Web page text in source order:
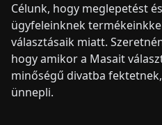
Célunk, hogy meglepetést
ügyfeleinknek
választásaik miatt.
hogy amikor a Masait
minőségű divatba
ünnepli.